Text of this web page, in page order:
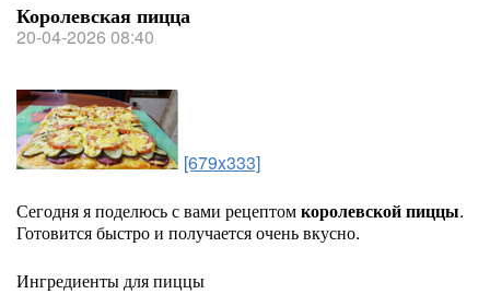
Королевская пицца
20-04-2026 08:40
[679x333]
Сегодня я поделюсь с вами рецептомкоролевской пиццы.
Готовится быстро и получается очень вкусно.
Ингредиенты для пиццы